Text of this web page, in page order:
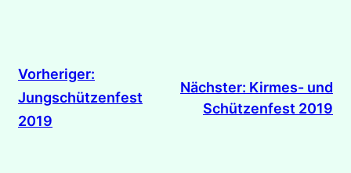
Vorheriger:
Jungschützenfest
2019
Nächster: Kirmes- und
Schützenfest 2019